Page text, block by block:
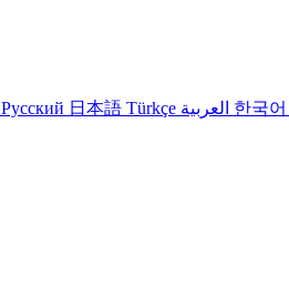
Русский 日本語 Türkçe 한국어